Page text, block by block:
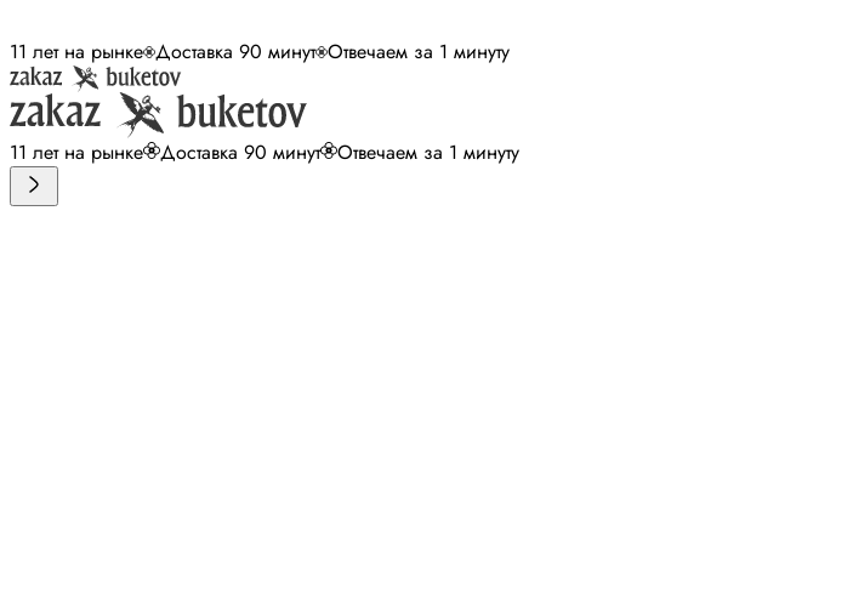
11 лет на рынке Доставка 90 минут Отвечаем за 1 минуту
11 лет на рынке Доставка 90 минут Отвечаем за 1 минуту